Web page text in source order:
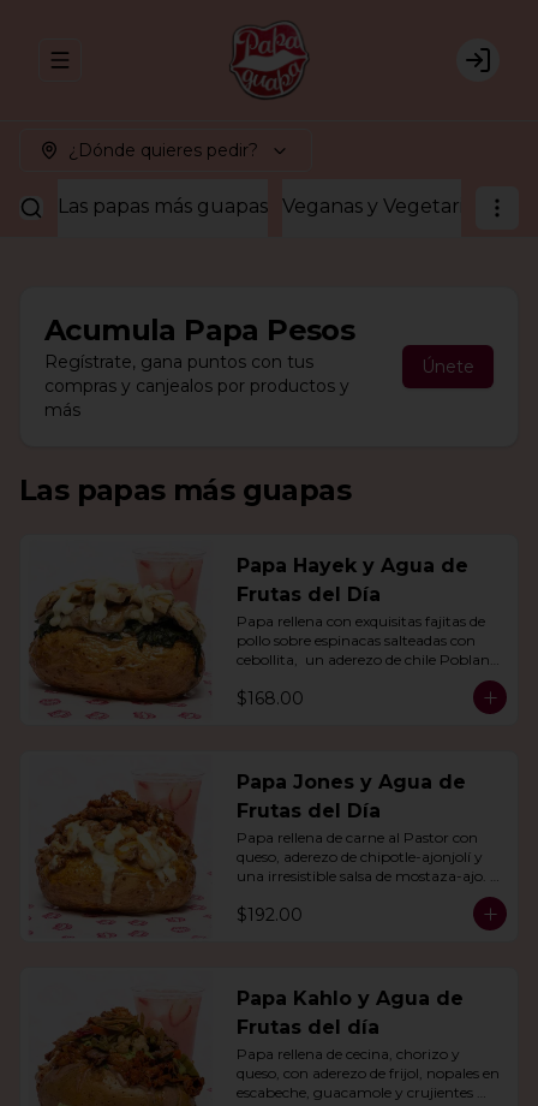
Abrir menu de navegación Login
¿Dónde quieres pedir?
Las papas más guapas Veganas y Vegetarianas
Acumula Papa Pesos
Regístrate, gana puntos con tus
compras y canjealos por productos y
más
Únete
Las papas más guapas
Papa Hayek y Agua de
Frutas del Día
Papa rellena con exquisitas fajitas de
pollo sobre espinacas salteadas con
cebollita,  un aderezo de chile Poblano.
$168.00
Papa Jones y Agua de
Frutas del Día
Papa rellena de carne al Pastor con
queso, aderezo de chipotle-ajonjolí y
una irresistible salsa de mostaza-ajo.
$192.00
Papa Kahlo y Agua de
Frutas del día
Papa rellena de cecina, chorizo y
queso, con aderezo de frijol, nopales en
escabeche, guacamole y crujientes